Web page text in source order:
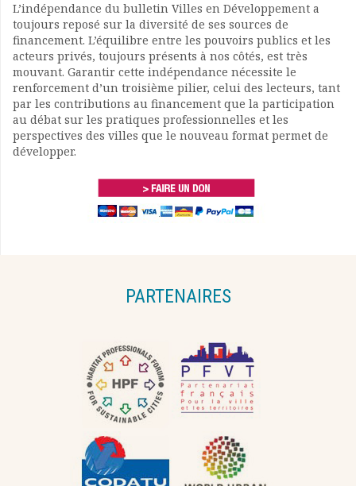
L’indépendance du bulletin Villes en Développement a
toujours reposé sur la diversité de ses sources de
financement. L’équilibre entre les pouvoirs publics et les
acteurs privés, toujours présents à nos côtés, est très
mouvant. Garantir cette indépendance nécessite le
renforcement d’un troisième pilier, celui des lecteurs, tant
par les contributions au financement que la participation
au débat sur les pratiques professionnelles et les
perspectives des villes que le nouveau format permet de
développer.
PARTENAIRES